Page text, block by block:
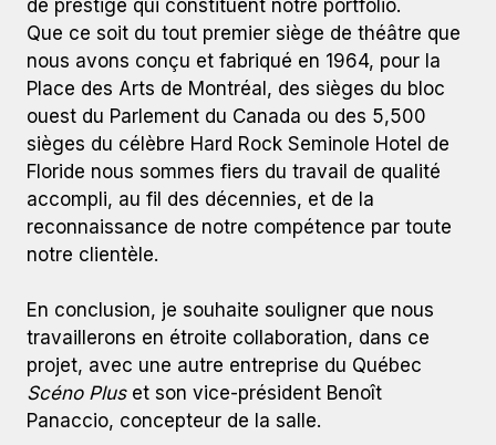
de prestige qui constituent notre portfolio.
Que ce soit du tout premier siège de théâtre que
nous avons conçu et fabriqué en 1964, pour la
Place des Arts de Montréal, des sièges du bloc
ouest du Parlement du Canada ou des 5,500
sièges du célèbre Hard Rock Seminole Hotel de
Floride nous sommes fiers du travail de qualité
accompli, au fil des décennies, et de la
reconnaissance de notre compétence par toute
notre clientèle.
En conclusion, je souhaite souligner que nous
travaillerons en étroite collaboration, dans ce
projet, avec une autre entreprise du Québec
Scéno Pluset son vice-président Benoît
Panaccio, concepteur de la salle.